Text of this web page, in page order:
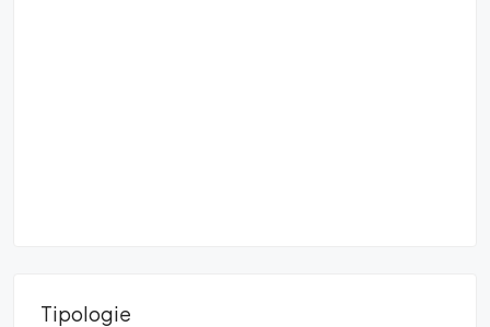
Tipologie